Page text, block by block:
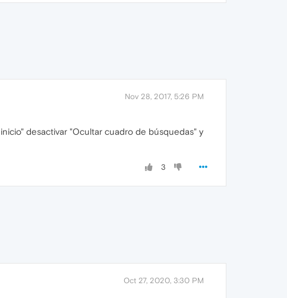
Nov 28, 2017, 5:26 PM
desactivar "Ocultar cuadro de búsquedas" y
3
Oct 27, 2020, 3:30 PM